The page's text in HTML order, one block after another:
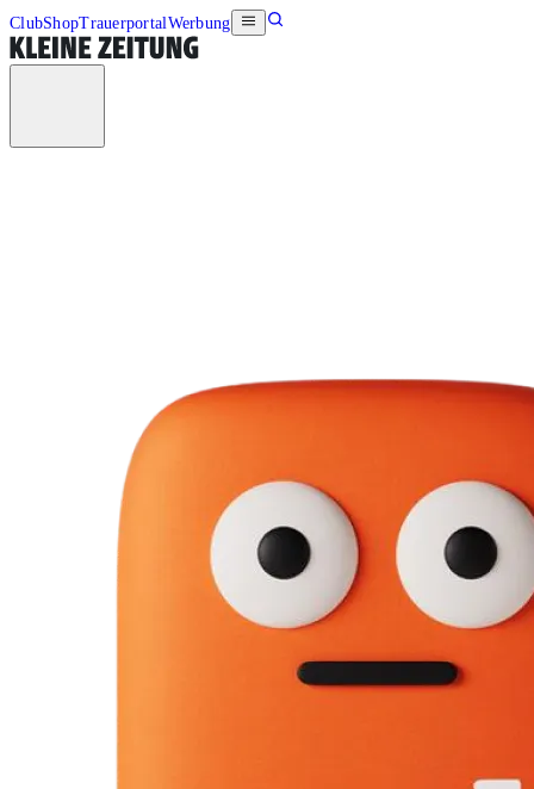
ClubShopTrauerportalWerbung